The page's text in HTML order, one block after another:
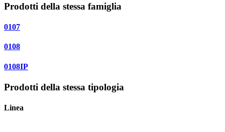
Prodotti della stessa famiglia
0107
0108
0108IP
Prodotti della stessa tipologia
Linea